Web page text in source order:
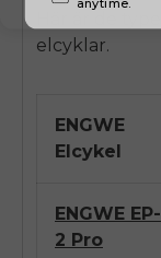
elcyklar.
ENGWE
Elcykel
ENGWE EP-
2 Pro